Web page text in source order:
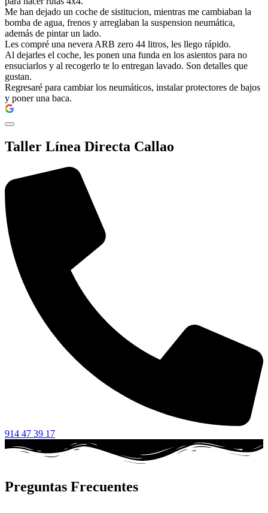
Me han dejado un coche de sistitucion, mientras me cambiaban la
bomba de agua, frenos y arreglaban la suspension neumática,
además de pintar un lado.
Les compré una nevera ARB zero 44 litros, les llego rápido.
Al dejarles el coche, les ponen una funda en los asientos para no
ensuciarlos y al recogerlo te lo entregan lavado. Son detalles que
gustan.
Regresaré para cambiar los neumáticos, instalar protectores de bajos
y poner una baca.
Taller Línea Directa Callao
914 47 39 17
Preguntas Frecuentes